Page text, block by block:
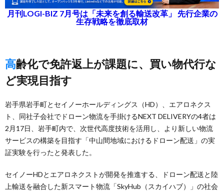
月刊LOGI-BIZ 7月号は「未来を創る輸送改革」 先行企業の
生存戦略を徹底取材
高齢化で免許返上が課題に、買い物代行な
ど実現目指す
岩手県岩手町とセイノーホールディングス（HD）、エアロネクス
ト、同社子会社でドローン物流を手掛けるNEXT DELIVERYの4者は
2月17日、岩手町内で、次世代高度技術を活用し、より新しい物流
サービスの構築を目指す「中山間地域におけるドローン配送」の実
証実験を行ったと発表した。
セイノーHDとエアロネクストが開発を推進する、ドローン配送と陸
上輸送を融合した新スマート物流「SkyHub（スカイハブ）」の社会